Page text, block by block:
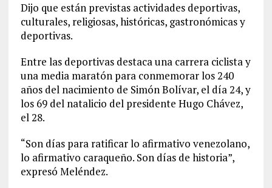
Dijo que están previstas actividades deportivas,
culturales, religiosas, históricas, gastronómicas y
deportivas.
Entre las deportivas destaca una carrera ciclista y
una media maratón para conmemorar los 240
años del nacimiento de Simón Bolívar, el día 24, y
los 69 del natalicio del presidente Hugo Chávez,
el 28.
“Son días para ratificar lo afirmativo venezolano,
lo afirmativo caraqueño. Son días de historia”,
expresó Meléndez.